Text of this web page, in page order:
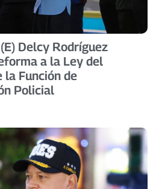
Delcy Rodríguez
a la Ley del
la Función de
Policial